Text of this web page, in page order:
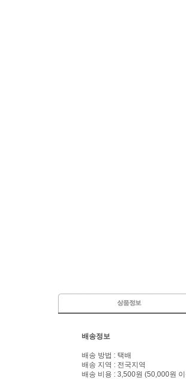
배송정보
배송 방법 : 택배
배송 지역 : 전국지역
배송 비용 : 3,500원 (50,000원